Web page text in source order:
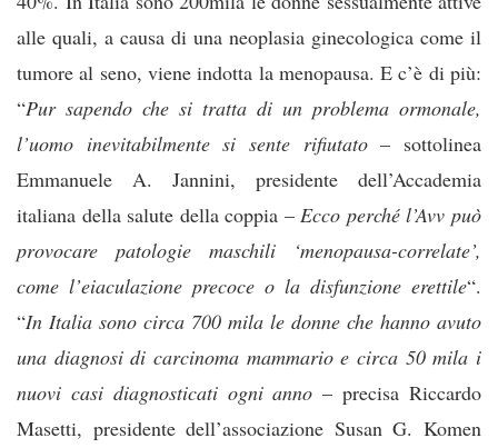
alle quali, a causa di una neoplasia ginecologica come il
tumore al seno, viene indotta la menopausa. E c’è di più:
“Pur sapendo che si tratta di un problema ormonale,
l’uomo inevitabilmente si sente rifiutato– sottolinea
Emmanuele A. Jannini, presidente dell’Accademia
italiana della salute della coppia –Ecco perché l’Avv può
provocare patologie maschili ‘menopausa-correlate’,
come l’eiaculazione precoce o la disfunzione erettile“.
“In Italia sono circa 700 mila le donne che hanno avuto
una diagnosi di carcinoma mammario e circa 50 mila i
nuovi casi diagnosticati ogni anno – precisa Riccardo
Masetti, presidente dell’associazione Susan G. Komen